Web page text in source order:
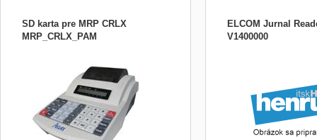
SD karta pre MRP CRLX
MRP_CRLX_PAM
pokladňa Elektronická registračná
pokladnica môže pracovať, tak
samostatne v jednotlivých prevádzkach
ako napr. v obchodoch s malým počtom
predávných PLU, baroch a reštauráciách,
kanceláriách (na úhradu faktúr
ELCOM Jurnal
V1400000